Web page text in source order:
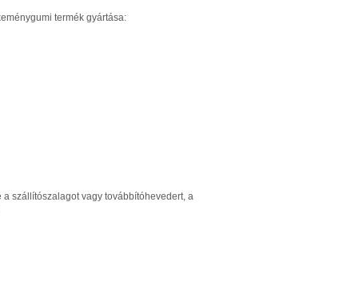
termék gyártása:
szállítószalagot vagy továbbítóhevedert, a